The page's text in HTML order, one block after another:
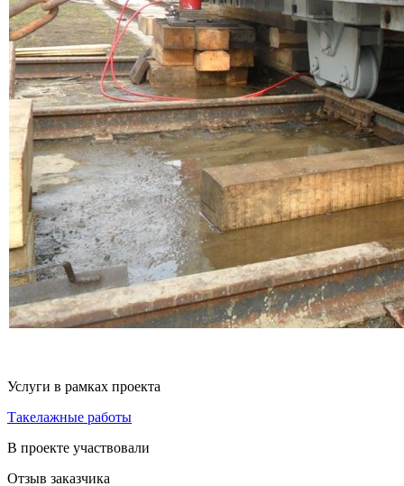
Услуги в рамках проекта
Такелажные работы
В проекте участвовали
Отзыв заказчика